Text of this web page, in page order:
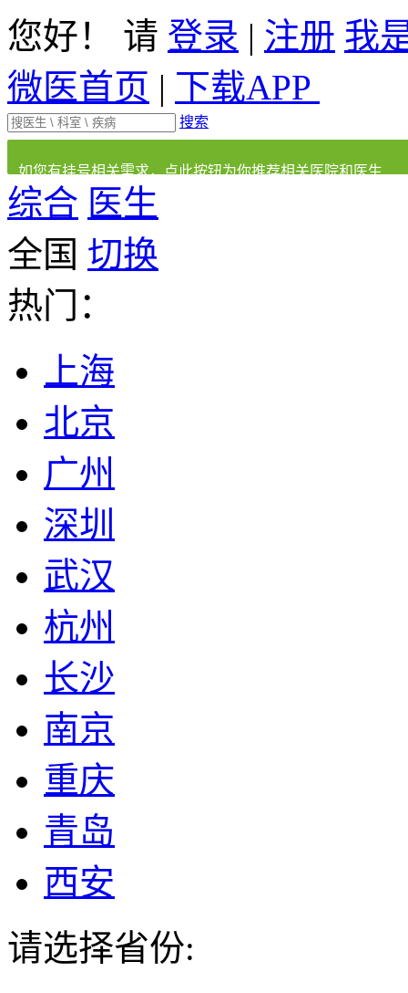
您好！ 请 登录 | 注册 我
微医首页 | 下载APP
搜索
如您有挂号相关需求，点此按钮为你推荐相关医院和医生
综合 医生
全国 切换
热门：
上海
北京
广州
深圳
武汉
杭州
长沙
南京
重庆
青岛
西安
请选择省份: